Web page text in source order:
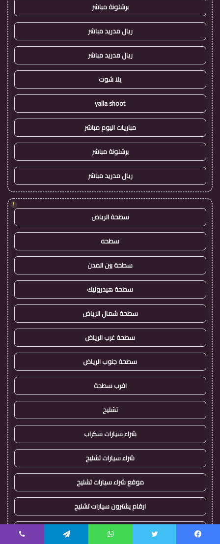
برشلونة مباشر
ريال مدريد مباشر
ريال مدريد مباشر
يلا شوت
yalla shoot
مباريات اليوم مباشر
برشلونة مباشر
ريال مدريد مباشر
!
سطحة الرياض
سطحه
سطحة بين المدن
سطحة هيدروليك
سطحة شمال الرياض
سطحة غرب الرياض
سطحة جنوب الرياض
اقرب سطحة
تشليح
شراء سيارات سكراب
شراء سيارات تشليح
موقع شراء سيارات تشليح
ارقام يشترون سيارات تشليح
شراء سيارات مصدومة